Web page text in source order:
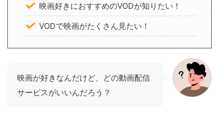
映画好きにおすすめのVODが知りたい！
VODで映画がたくさん見たい！
映画が好きなんだけど、どの動画配信
サービスがいいんだろう？